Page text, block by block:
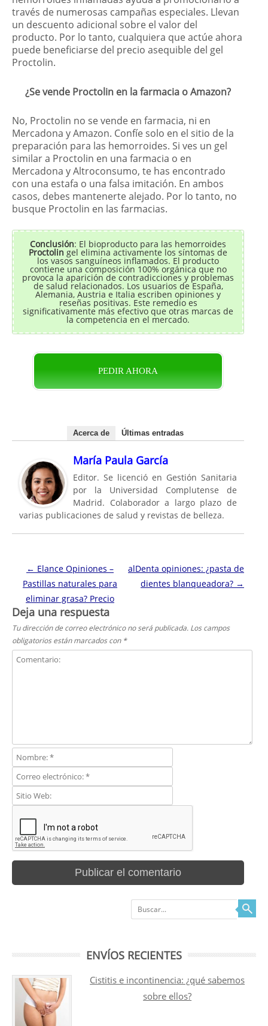
través de numerosas campañas especiales. Llevan
un descuento adicional sobre el valor del
producto. Por lo tanto, cualquiera que actúe ahora
puede beneficiarse del precio asequible del gel
Proctolin.
¿Se vende Proctolin en la farmacia o Amazon?
No, Proctolin no se vende en farmacia, ni en
Mercadona y Amazon. Confíe solo en el sitio de la
preparación para las hemorroides. Si ves un gel
similar a Proctolin en una farmacia o en
Mercadona y Altroconsumo, te has encontrado
con una estafa o una falsa imitación. En ambos
casos, debes mantenerte alejado. Por lo tanto, no
busque Proctolin en las farmacias.
Conclusión: El bioproducto para las hemorroides
Proctolin gel elimina activamente los síntomas de
los vasos sanguíneos inflamados. El producto
contiene una composición 100% orgánica que no
provoca la aparición de contradicciones y problemas
de salud relacionados. Los usuarios de España,
Alemania, Austria e Italia escriben opiniones y
reseñas positivas. Este remedio es
significativamente más efectivo que otras marcas de
la competencia en el mercado.
PEDIR AHORA
Acerca de Últimas entradas
María Paula García
Editor. Se licenció en Gestión Sanitaria
por la Universidad Complutense de
Madrid. Colaborador a largo plazo de
varias publicaciones de salud y revistas de belleza.
Navegación de entradas
← Elance Opiniones –
Pastillas naturales para
eliminar grasa? Precio
alDenta opiniones: ¿pasta de
dientes blanqueadora? →
Deja una respuesta
Tu dirección de correo electrónico no será publicada. Los campos
obligatorios están marcados con *
Buscar
ENVÍOS RECIENTES
Cistitis e incontinencia: ¿qué sabemos
sobre ellos?